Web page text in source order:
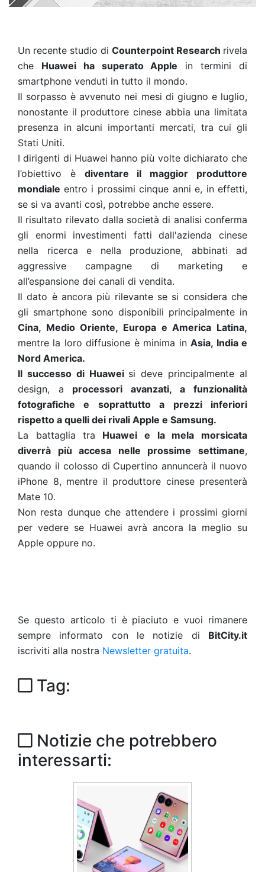
Un recente studio di Counterpoint Research rivela
che Huawei ha superato Apple in termini di
smartphone venduti in tutto il mondo.
Il sorpasso è avvenuto nei mesi di giugno e luglio,
nonostante il produttore cinese abbia una limitata
presenza in alcuni importanti mercati, tra cui gli
Stati Uniti.
I dirigenti di Huawei hanno più volte dichiarato che
l’obiettivo è diventare il maggior produttore
mondiale entro i prossimi cinque anni e, in effetti,
se si va avanti così, potrebbe anche essere.
Il risultato rilevato dalla società di analisi conferma
gli enormi investimenti fatti dall'azienda cinese
nella ricerca e nella produzione, abbinati ad
aggressive campagne di marketing e
all’espansione dei canali di vendita.
Il dato è ancora più rilevante se si considera che
gli smartphone sono disponibili principalmente in
Cina, Medio Oriente, Europa e America Latina,
mentre la loro diffusione è minima inAsia, India e
Nord America.
Il successo di Huawei si deve principalmente al
design, a processori avanzati, a funzionalità
fotografiche e soprattutto a prezzi inferiori
rispetto a quelli dei rivali Apple e Samsung.
La battaglia tra Huawei e la mela morsicata
diverrà più accesa nelle prossime settimane,
quando il colosso di Cupertino annuncerà il nuovo
iPhone 8, mentre il produttore cinese presenterà
Mate 10.
Non resta dunque che attendere i prossimi giorni
per vedere se Huawei avrà ancora la meglio su
Apple oppure no.
Se questo articolo ti è piaciuto e vuoi rimanere
sempre informato con le notizie di BitCity.it
iscriviti alla nostra Newsletter gratuita.
Tag:
Notizie che potrebbero
interessarti: